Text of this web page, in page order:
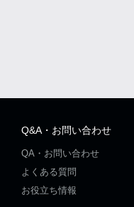
Q&A・お問い合わせ
QA・お問い合わせ
よくある質問
お役立ち情報